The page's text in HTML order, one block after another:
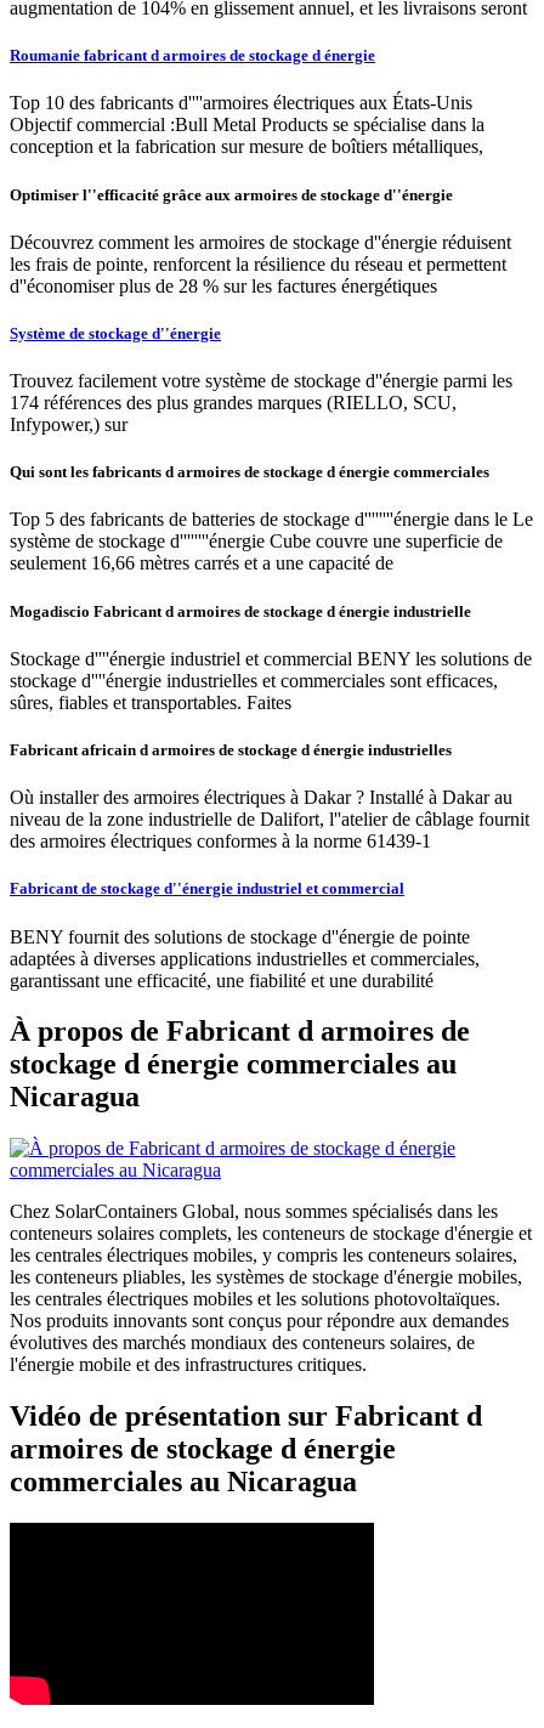
augmentation de 104% en glissement annuel, et les livraisons seront
Roumanie fabricant d armoires de stockage d énergie
Top 10 des fabricants d''''armoires électriques aux États-Unis
Objectif commercial :Bull Metal Products se spécialise dans la
conception et la fabrication sur mesure de boîtiers métalliques,
Optimiser l''efficacité grâce aux armoires de stockage d''énergie
Découvrez comment les armoires de stockage d''énergie réduisent
les frais de pointe, renforcent la résilience du réseau et permettent
d''économiser plus de 28 % sur les factures énergétiques
Système de stockage d''énergie
Trouvez facilement votre système de stockage d''énergie parmi les
174 références des plus grandes marques (RIELLO, SCU,
Infypower,) sur
Qui sont les fabricants d armoires de stockage d énergie commerciales
Top 5 des fabricants de batteries de stockage d''''''''énergie dans le Le
système de stockage d''''''''énergie Cube couvre une superficie de
seulement 16,66 mètres carrés et a une capacité de
Mogadiscio Fabricant d armoires de stockage d énergie industrielle
Stockage d''''énergie industriel et commercial BENY les solutions de
stockage d''''énergie industrielles et commerciales sont efficaces,
sûres, fiables et transportables. Faites
Fabricant africain d armoires de stockage d énergie industrielles
Où installer des armoires électriques à Dakar ? Installé à Dakar au
niveau de la zone industrielle de Dalifort, l''atelier de câblage fournit
des armoires électriques conformes à la norme 61439-1
Fabricant de stockage d''énergie industriel et commercial
BENY fournit des solutions de stockage d''énergie de pointe
adaptées à diverses applications industrielles et commerciales,
garantissant une efficacité, une fiabilité et une durabilité
À propos de Fabricant d armoires de
stockage d énergie commerciales au
Nicaragua
Chez SolarContainers Global, nous sommes spécialisés dans les
conteneurs solaires complets, les conteneurs de stockage d'énergie et
les centrales électriques mobiles, y compris les conteneurs solaires,
les conteneurs pliables, les systèmes de stockage d'énergie mobiles,
les centrales électriques mobiles et les solutions photovoltaïques.
Nos produits innovants sont conçus pour répondre aux demandes
évolutives des marchés mondiaux des conteneurs solaires, de
l'énergie mobile et des infrastructures critiques.
Vidéo de présentation sur Fabricant d
armoires de stockage d énergie
commerciales au Nicaragua